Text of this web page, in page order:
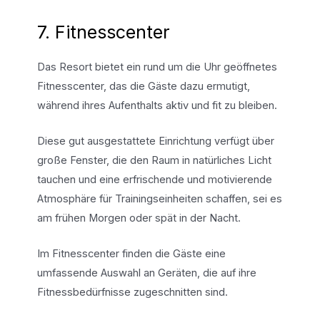
7. Fitnesscenter
Das Resort bietet ein rund um die Uhr geöffnetes
Fitnesscenter, das die Gäste dazu ermutigt,
während ihres Aufenthalts aktiv und fit zu bleiben.
Diese gut ausgestattete Einrichtung verfügt über
große Fenster, die den Raum in natürliches Licht
tauchen und eine erfrischende und motivierende
Atmosphäre für Trainingseinheiten schaffen, sei es
am frühen Morgen oder spät in der Nacht.
Im Fitnesscenter finden die Gäste eine
umfassende Auswahl an Geräten, die auf ihre
Fitnessbedürfnisse zugeschnitten sind.